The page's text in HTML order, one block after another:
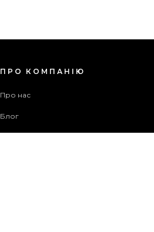
ПРО КОМПАНІЮ
Про нас
Блог